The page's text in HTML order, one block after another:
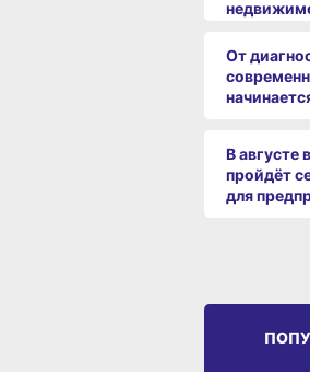
От
В августе
пройдёт
для